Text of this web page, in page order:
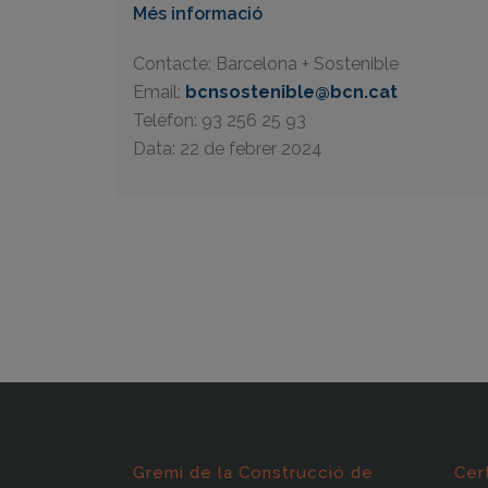
Més informació
Contacte: Barcelona + Sostenible
Email: bcnsostenible@bcn.cat
Telèfon: 93 256 25 93
Data: 22 de febrer 2024
Gremi de la Construcció de